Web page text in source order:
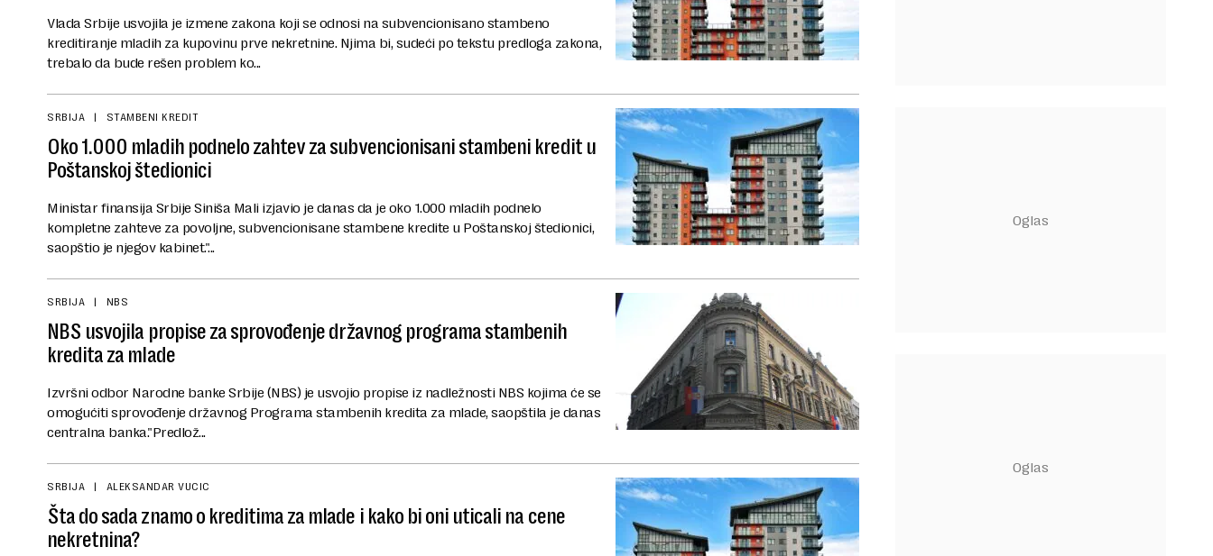
Vlada Srbije usvojila je izmene zakona koji se odnosi na subvencionisano stambeno
kreditiranje mladih za kupovinu prve nekretnine. Njima bi, sudeći po tekstu predloga zakona,
trebalo da bude rešen problem ko...
SRBIJA STAMBENI KREDIT
Oko 1.000 mladih podnelo zahtev za subvencionisani stambeni kredit u
Poštanskoj štedionici
Ministar finansija Srbije Siniša Mali izjavio je danas da je oko 1.000 mladih podnelo
kompletne zahteve za povoljne, subvencionisane stambene kredite u Poštanskoj štedionici,
saopštio je njegov kabinet."...
SRBIJA NBS
NBS usvojila propise za sprovođenje državnog programa stambenih
kredita za mlade
Izvršni odbor Narodne banke Srbije (NBS) je usvojio propise iz nadležnosti NBS kojima će se
omogućiti sprovođenje državnog Programa stambenih kredita za mlade, saopštila je danas
centralna banka."Predlož...
SRBIJA ALEKSANDAR VUCIC
Šta do sada znamo o kreditima za mlade i kako bi oni uticali na cene
nekretnina?